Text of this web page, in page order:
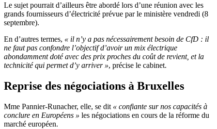
Le sujet pourrait d’ailleurs être abordé lors d’une réunion avec les
grands fournisseurs d’électricité prévue par le ministère vendredi (8
septembre).
En d’autres termes, « il n’y a pas nécessairement besoin de CfD : il
ne faut pas confondre l’objectif d’avoir un mix électrique
abondamment doté avec des prix proches du coût de revient, et la
technicité qui permet d’y arriver », précise le cabinet.
Reprise des négociations à Bruxelles
Mme Pannier-Runacher, elle, se dit « confiante sur nos capacités à
conclure en Européens » les négociations en cours de la réforme du
marché européen.